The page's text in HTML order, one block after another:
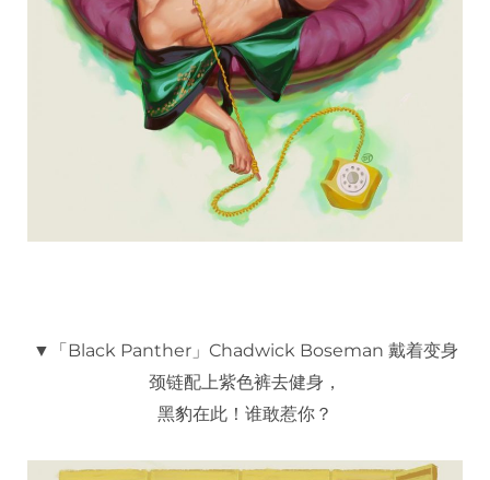
▼「Black Panther」Chadwick Boseman 戴着变身
颈链配上紫色裤去健身，
黑豹在此！谁敢惹你？